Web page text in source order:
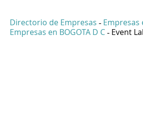
Directorio de Empresas - Empresas
Empresas en BOGOTA D C - Event